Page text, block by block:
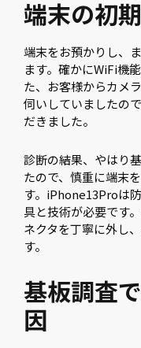
端末の初
端末をお預かりし、
ます。確かにWiFi機
た、お客様からカメ
伺いしていましたの
だきました。
診断の結果、やはり
たので、慎重に端末
す。iPhone13Proは
具と技術が必要です
ネクタを丁寧に外し
す。
基板調査
因